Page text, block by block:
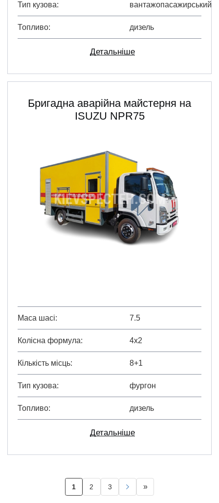
Тип кузова вантажопасажирський
Топливо дизель
Детальніше
Бригадна аварійна майстерня на
ISUZU NPR75
Маса шасі 7.5
Колісна формула 4х2
Кількість місць 8+1
Тип кузова фургон
Топливо дизель
Детальніше
Поточна
сторінка
1 Page
2 Page
3
Наступна
сторінка
Остання
сторінка
»